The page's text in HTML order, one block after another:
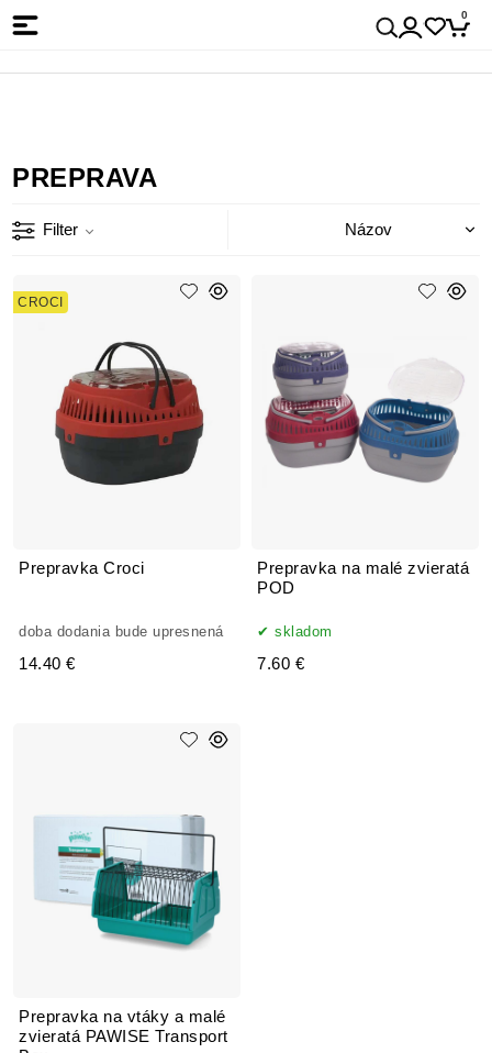
0
PREPRAVA
Filter
Prepravka Croci
CROCI
doba dodania bude upresnená
14.40 €
Prepravka na malé zvieratá
POD
skladom
7.60 €
Prepravka na vtáky a malé
zvieratá PAWISE Transport